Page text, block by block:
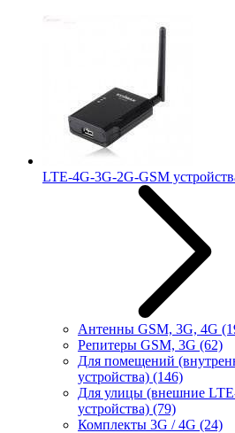
LTE-4G-3G-2G-GSM
Антенны GSM, 3G, 4G
Репитеры GSM, 3G (62)
Для помещений
устройства) (146)
Для улицы (внешние
устройства) (79)
Комплекты 3G / 4G (24)